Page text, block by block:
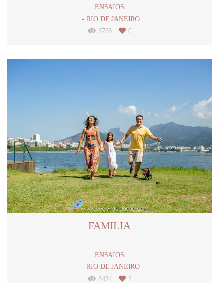
ENSAIOS
RIO DE JANEIRO
3736
0
FAMILIA
ENSAIOS
RIO DE JANEIRO
3431
2